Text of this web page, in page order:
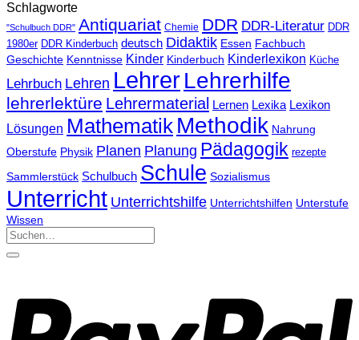
Schlagworte
"Schulbuch DDR" Antiquariat Chemie DDR DDR-Literatur DDR
1980er DDR Kinderbuch deutsch Didaktik Essen Fachbuch
Geschichte Kenntnisse Kinder Kinderbuch Kinderlexikon Küche
Lehrbuch Lehren LehrerLehrerhilfe
lehrerlektüre Lehrermaterial Lernen Lexika Lexikon
Lösungen Mathematik Methodik Nahrung
Oberstufe Physik Planen Planung Pädagogik rezepte
Sammlerstück Schulbuch Schule Sozialismus
Unterricht Unterrichtshilfe Unterrichtshilfen Unterstufe
Wissen
Suchen
nach: